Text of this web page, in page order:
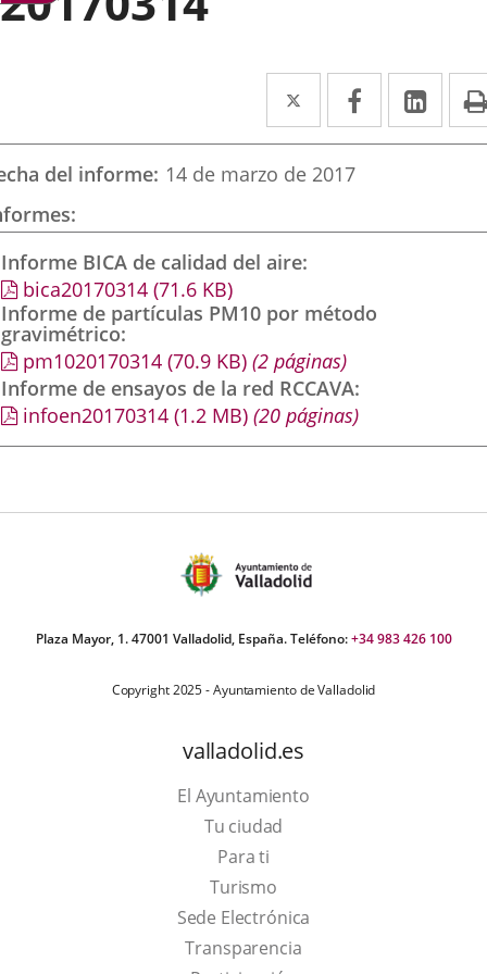
Twitter
Enlace
a
una
externa.
Facebook
Enlace
a
externa.
a
del informe 14 de marzo de 2017
Informe BICA de calidad del aire
bica20170314 (71.6 KB)
Informe de partículas PM10 por método
gravimétrico
pm1020170314 (70.9 KB) (2 páginas)
Informe de ensayos de la red RCCAVA
infoen20170314 (1.2 MB) (20 páginas)
Plaza Mayor, 1. 47001 Valladolid, España. Teléfono:+34 983 426 100
Copyright 2025 - Ayuntamiento de Valladolid
valladolid.es
El Ayuntamiento
Tu ciudad
Para ti
TurismoThis
link
will
Sede Electrónica
Transparencia